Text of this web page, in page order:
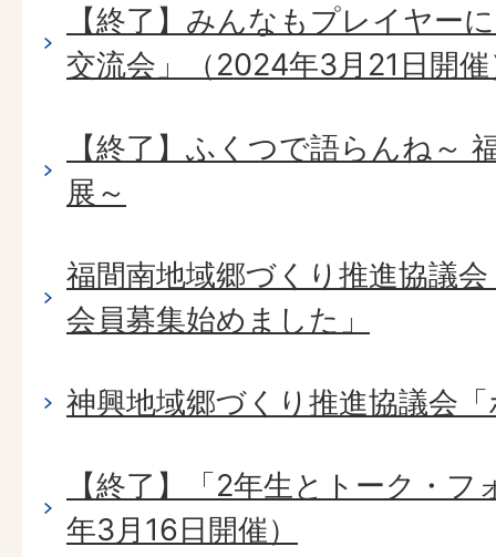
【終了】みんなもプレイヤー
交流会」（2024年3月21日開催
【終了】ふくつで語らんね～
展～
福間南地域郷づくり推進協議
会員募集始めました」
神興地域郷づくり推進協議会
【終了】「2年生とトーク・
年3月16日開催）